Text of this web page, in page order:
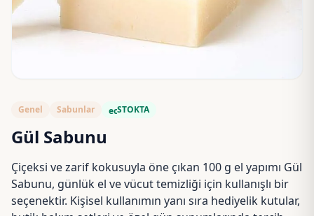
Genel Sabunlar ecoSTOKTA
Gül Sabunu
Çiçeksi ve zarif kokusuyla öne çıkan 100 g el yapımı Gül
Sabunu, günlük el ve vücut temizliği için kullanışlı bir
seçenektir. Kişisel kullanımın yanı sıra hediyelik kutular,